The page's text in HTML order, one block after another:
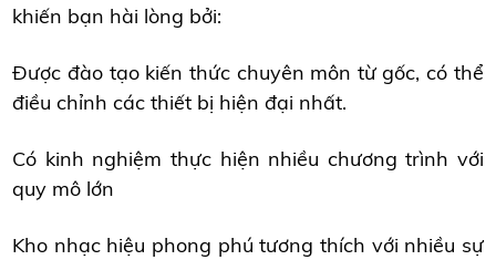
khiến bạn hài lòng bởi:
Được đào tạo kiến thức chuyên môn từ gốc, có thể
điều chỉnh các thiết bị hiện đại nhất.
Có kinh nghiệm thực hiện nhiều chương trình với
quy mô lớn
Kho nhạc hiệu phong phú tương thích với nhiều sự